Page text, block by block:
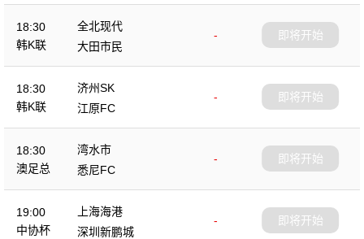
18:30
韩K联
全北现代
-
大田市民
即将开始
18:30
韩K联
济州SK
-
江原FC
即将开始
18:30
澳足总
湾水市
-
悉尼FC
即将开始
19:00
中协杯
上海海港
-
深圳新鹏城
即将开始